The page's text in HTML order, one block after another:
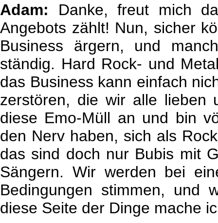
Adam: Danke, freut mich
Angebots zählt! Nun, sicher
Business ärgern, und
ständig. Hard Rock- und
das Business kann einfach
zerstören, die wir alle lieben
diese Emo-Müll an und bin
den Nerv haben, sich als
das sind doch nur Bubis mit
Sängern. Wir werden bei
Bedingungen stimmen, und
diese Seite der Dinge mache